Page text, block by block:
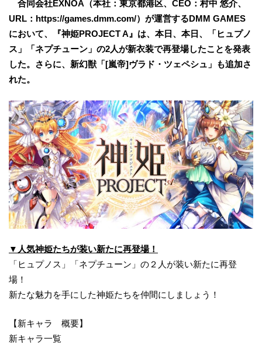
合同会社EXNOA（本社：東京都港区、CEO：村中 悠介、
URL：https://games.dmm.com/）が運営するDMM GAMES
において、『神姫PROJECT A』は、本日、本日、「ヒュプノ
ス」「ネプチューン」の2人が新衣装で再登場したことを発表
した。さらに、新幻獣「[嵐帝]ヴラド・ツェペシュ」も追加さ
れた。
▼ 人気神姫たちが装い新たに再登場！
「ヒュプノス」「ネプチューン」の２人が装い新たに再登
場！
新たな魅力を手にした神姫たちを仲間にしましょう！
【新キャラ 概要】
新キャラ一覧